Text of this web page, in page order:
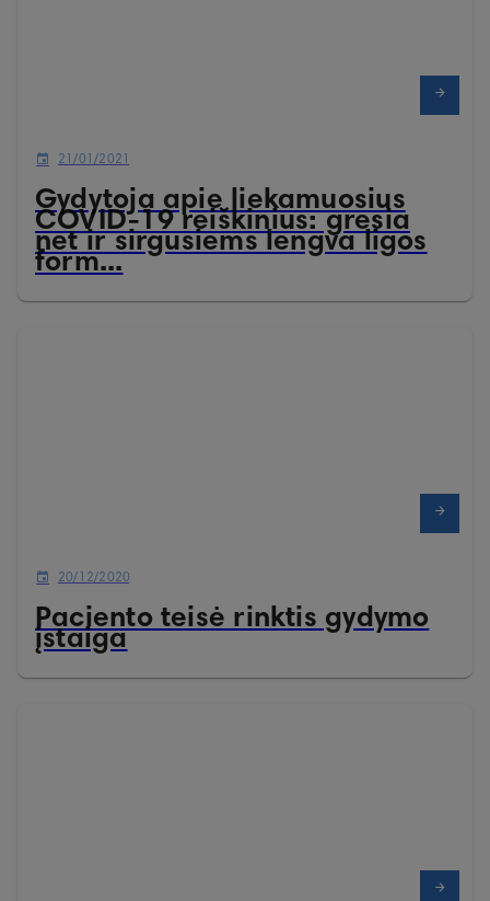
21/01/2021
Gydytoja apie liekamuosius
COVID-19 reiškinius: gresia
net ir sirgusiems lengva ligos
form...
20/12/2020
Paciento teisė rinktis gydymo
įstaiga